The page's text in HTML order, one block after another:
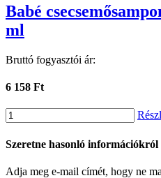
Babé
ml
Bruttó fogyasztói ár:
6 158 Ft
Szeretne hasonló információkról
Adja meg e-mail címét, hogy ne